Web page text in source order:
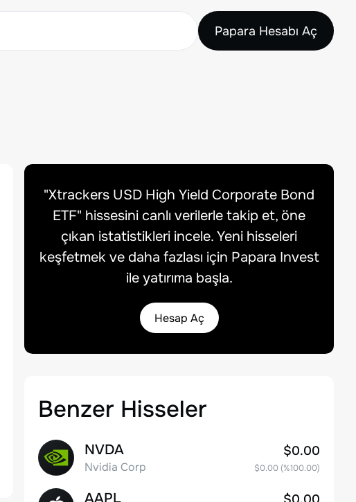
Papara Hesabı Aç
"Xtrackers USD High Yield Corporate Bond
ETF" hissesini canlı verilerle takip et, öne
çıkan istatistikleri incele. Yeni hisseleri
keşfetmek ve daha fazlası için Papara Invest
ile yatırıma başla.
Hesap Aç
Benzer Hisseler
NVDA
Nvidia Corp
$0.00
$0.00(%100.00)
AAPL